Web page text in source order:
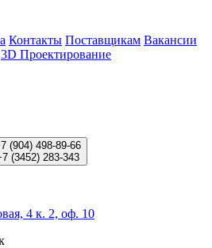
Контакты Поставщикам Вакансии
3D Проектирование
(904) 498-89-66
(3452) 283-343
4 к. 2, оф. 10